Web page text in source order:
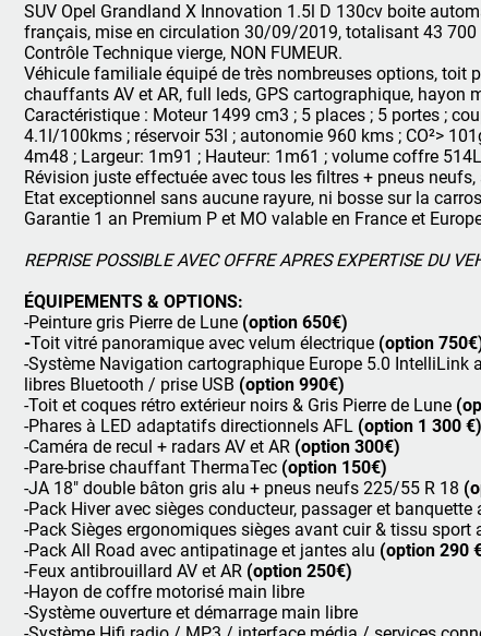
SUV Opel Grandland X Innovation 1.5l D 130cv boite
français, mise en circulation 30/09/2019, totalisant 43 700
Contrôle Technique vierge, NON FUMEUR.
Véhicule familiale équipé de très nombreuses options, toit
chauffants AV et AR, full leds, GPS cartographique, hayon
Caractéristique : Moteur 1499 cm3 ; 5 places ; 5 portes ;
4.1l/100kms ; réservoir 53l ; autonomie 960 kms ; CO²>
4m48 ; Largeur: 1m91 ; Hauteur: 1m61 ; volume coffre 514L
Révision juste effectuée avec tous les filtres + pneus
Etat exceptionnel sans aucune rayure, ni bosse sur la
Garantie 1 an Premium P et MO valable en France et
REPRISE POSSIBLE AVEC OFFRE APRES EXPERTISE DU
ÉQUIPEMENTS & OPTIONS:
-Peinture gris Pierre de Lune (option 650€)
-Toit vitré panoramique avec velum électrique (option
-Système Navigation cartographique Europe 5.0
libres Bluetooth / prise USB (option 990€)
-Toit et coques rétro extérieur noirs & Gris Pierre de Lune
-Phares à LED adaptatifs directionnels AFL (option 1 300 €)
-Caméra de recul + radars AV et AR (option 300€)
-Pare-brise chauffant ThermaTec (option 150€)
-JA 18" double bâton gris alu + pneus neufs 225/55 R 18
-Pack Hiver avec sièges conducteur, passager et
-Pack Sièges ergonomiques sièges avant cuir & tissu sport
-Pack All Road avec antipatinage et jantes alu (option 290
-Feux antibrouillard AV et AR (option 250€)
-Hayon de coffre motorisé main libre
-Système ouverture et démarrage main libre